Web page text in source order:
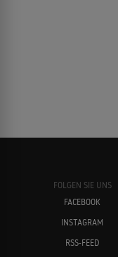
FOLGEN SIE UNS
FACEBOOK
INSTAGRAM
RSS-FEED